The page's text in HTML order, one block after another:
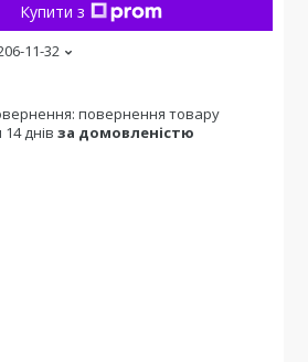
Купити з
11-32
повернення товару
днів за домовленістю